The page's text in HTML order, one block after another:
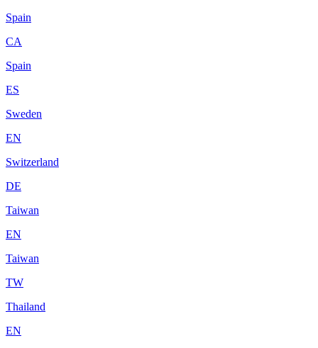
Spain
CA
Spain
ES
Sweden
EN
Switzerland
DE
Taiwan
EN
Taiwan
TW
Thailand
EN